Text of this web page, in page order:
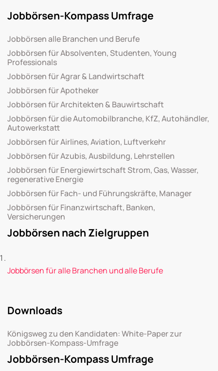
Jobbörsen-Kompass Umfrage
Jobbörsen alle Branchen und Berufe
Jobbörsen für Absolventen, Studenten, Young
Professionals
Jobbörsen für Agrar & Landwirtschaft
Jobbörsen für Apotheker
Jobbörsen für Architekten & Bauwirtschaft
Jobbörsen für die Automobilbranche, KfZ, Autohändler,
Autowerkstatt
Jobbörsen für Airlines, Aviation, Luftverkehr
Jobbörsen für Azubis, Ausbildung, Lehrstellen
Jobbörsen für Energiewirtschaft Strom, Gas, Wasser,
regenerative Energie
Jobbörsen für Fach- und Führungskräfte, Manager
Jobbörsen für Finanzwirtschaft, Banken,
Versicherungen
Jobbörsen nach Zielgruppen
Jobbörsen für alle Branchen und alle Berufe
Downloads
Königsweg zu den Kandidaten: White-Paper zur
Jobbörsen-Kompass-Umfrage
Jobbörsen-Kompass Umfrage